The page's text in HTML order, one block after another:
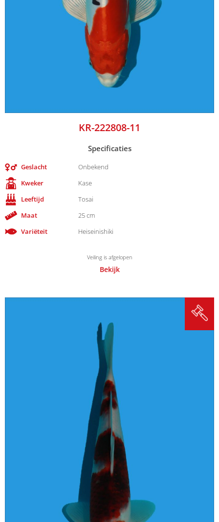
KR-222808-11
Specificaties
Geslacht
Onbekend
Kweker
Kase
Leeftijd
Tosai
Maat
25 cm
Variëteit
Heiseinishiki
Veiling is afgelopen
Bekijk